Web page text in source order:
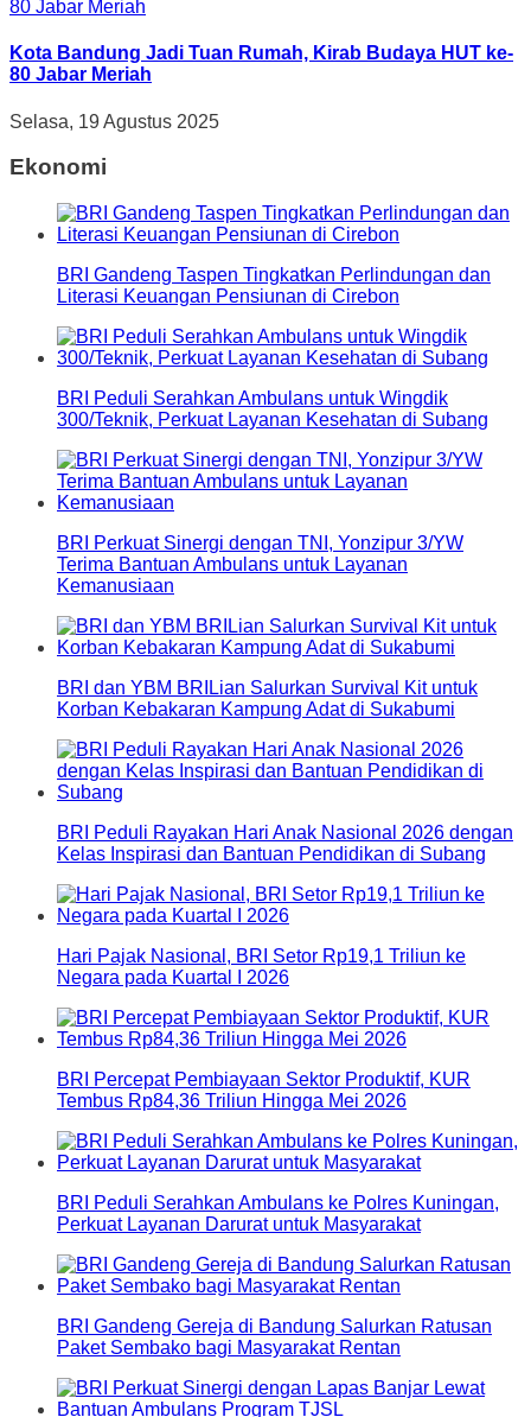
Kota Bandung Jadi Tuan Rumah, Kirab Budaya HUT ke-
80 Jabar Meriah
Selasa, 19 Agustus 2025
Ekonomi
BRI Gandeng Taspen Tingkatkan Perlindungan dan
Literasi Keuangan Pensiunan di Cirebon
BRI Peduli Serahkan Ambulans untuk Wingdik
300/Teknik, Perkuat Layanan Kesehatan di Subang
BRI Perkuat Sinergi dengan TNI, Yonzipur 3/YW
Terima Bantuan Ambulans untuk Layanan
Kemanusiaan
BRI dan YBM BRILian Salurkan Survival Kit untuk
Korban Kebakaran Kampung Adat di Sukabumi
BRI Peduli Rayakan Hari Anak Nasional 2026 dengan
Kelas Inspirasi dan Bantuan Pendidikan di Subang
Hari Pajak Nasional, BRI Setor Rp19,1 Triliun ke
Negara pada Kuartal I 2026
BRI Percepat Pembiayaan Sektor Produktif, KUR
Tembus Rp84,36 Triliun Hingga Mei 2026
BRI Peduli Serahkan Ambulans ke Polres Kuningan,
Perkuat Layanan Darurat untuk Masyarakat
BRI Gandeng Gereja di Bandung Salurkan Ratusan
Paket Sembako bagi Masyarakat Rentan